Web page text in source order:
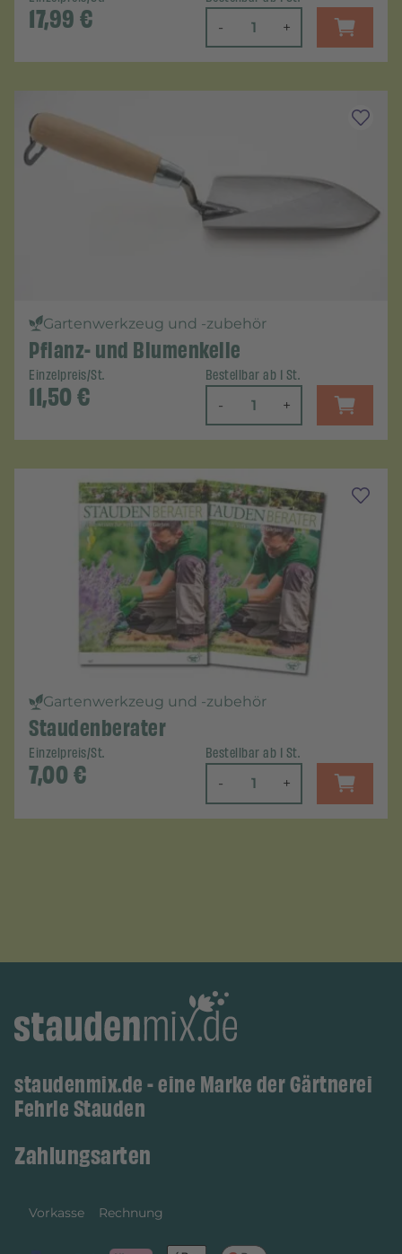
17,99€ - +
Gartenwerkzeug und -zubehör
Pflanz- und Blumenkelle
Einzelpreis/St.
11,50€
Bestellbar ab 1 St.
- +
Gartenwerkzeug und -zubehör
Staudenberater
Einzelpreis/St.
7,00€
Bestellbar ab 1 St.
- +
staudenmix.de - eine Marke der Gärtnerei
Fehrle Stauden
Zahlungsarten
Vorkasse Rechnung